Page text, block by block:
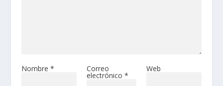
Nombre * Correo
electrónico *
Web